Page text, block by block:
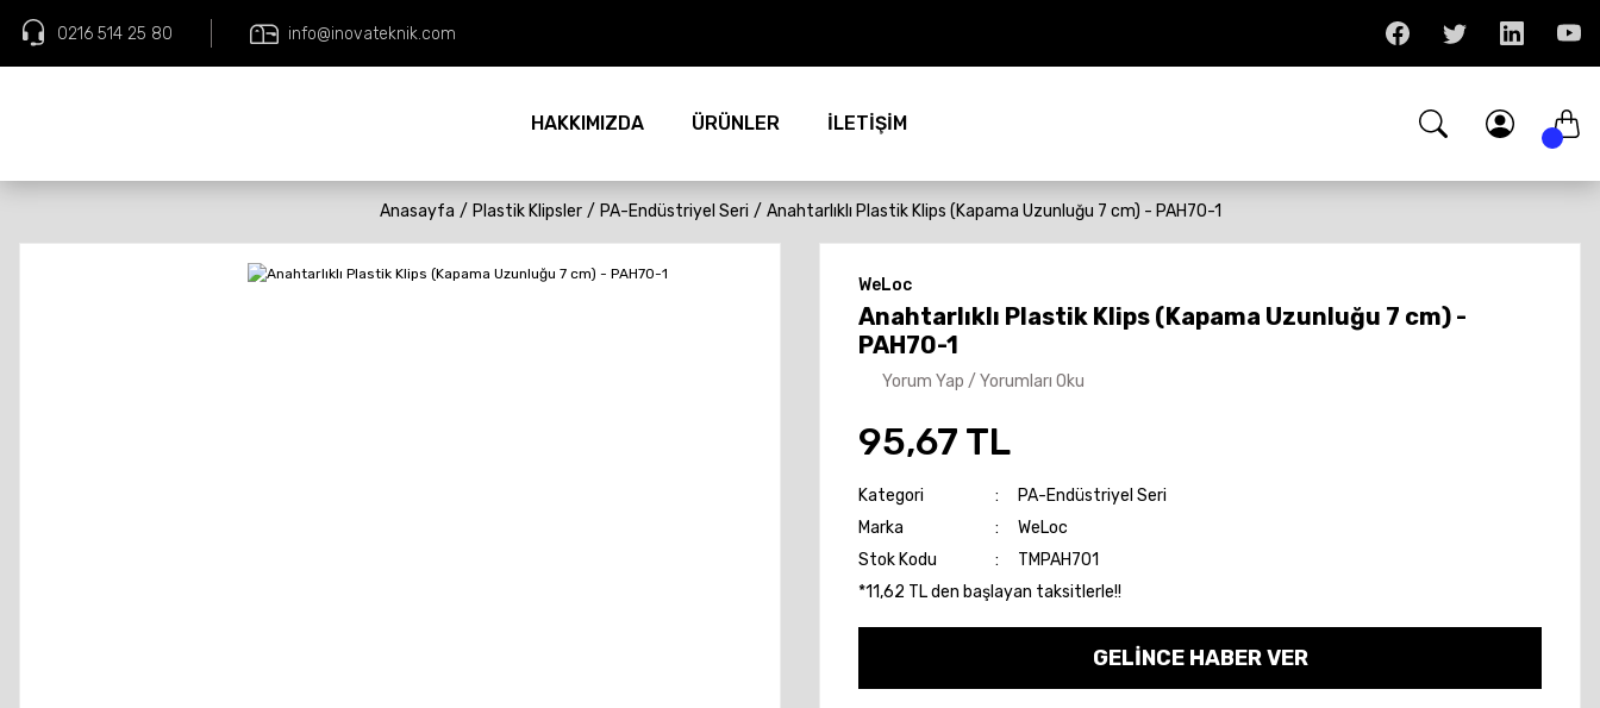
0216 514 25 80 info@inovateknik.com
HAKKIMIZDA ÜRÜNLER İLETİŞİM
Anasayfa Plastik Klipsler PA-Endüstriyel Seri Anahtarlıklı Plastik Klips (Kapama Uzunluğu 7 cm) - PAH70-1
WeLoc
Anahtarlıklı Plastik Klips (Kapama Uzunluğu 7 cm) -
PAH70-1
Yorum Yap / Yorumları Oku
95,67 TL
Kategori
PA-Endüstriyel Seri
Marka
WeLoc
Stok Kodu
TMPAH701
*11,62 TL den başlayan taksitlerle!!
GELİNCE HABER VER